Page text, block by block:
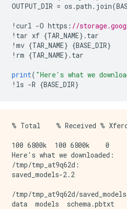
OUTPUT_DIR = os .path . join(
! curl -O https : //
! tar xf {TAR_NAME}. tar
! mv {TAR_NAME} {BASE_DIR}
! rm {TAR_NAME}. tar
print( "Here's what we
! ls -R {BASE_DIR}
% Total    % Received %
100 6800k  100 6800k
Here's what we downloaded:
/tmp/tmp_at9q62d:
saved_models-2.2
/tmp/tmp_at9q62d/
data  models  schema.pbtxt